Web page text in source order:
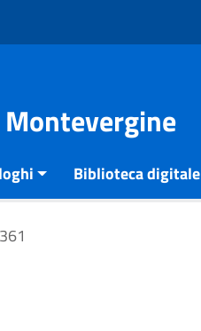
Biblioteca digitale
361